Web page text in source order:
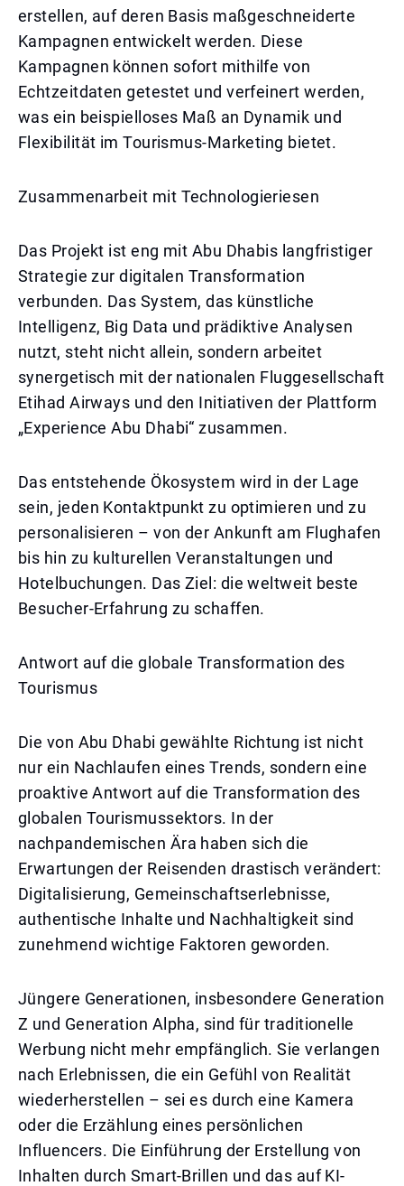
erstellen, auf deren Basis maßgeschneiderte
Kampagnen entwickelt werden. Diese
Kampagnen können sofort mithilfe von
Echtzeitdaten getestet und verfeinert werden,
was ein beispielloses Maß an Dynamik und
Flexibilität im Tourismus-Marketing bietet.
Zusammenarbeit mit Technologieriesen
Das Projekt ist eng mit Abu Dhabis langfristiger
Strategie zur digitalen Transformation
verbunden. Das System, das künstliche
Intelligenz, Big Data und prädiktive Analysen
nutzt, steht nicht allein, sondern arbeitet
synergetisch mit der nationalen Fluggesellschaft
Etihad Airways und den Initiativen der Plattform
„Experience Abu Dhabi“ zusammen.
Das entstehende Ökosystem wird in der Lage
sein, jeden Kontaktpunkt zu optimieren und zu
personalisieren – von der Ankunft am Flughafen
bis hin zu kulturellen Veranstaltungen und
Hotelbuchungen. Das Ziel: die weltweit beste
Besucher-Erfahrung zu schaffen.
Antwort auf die globale Transformation des
Tourismus
Die von Abu Dhabi gewählte Richtung ist nicht
nur ein Nachlaufen eines Trends, sondern eine
proaktive Antwort auf die Transformation des
globalen Tourismussektors. In der
nachpandemischen Ära haben sich die
Erwartungen der Reisenden drastisch verändert:
Digitalisierung, Gemeinschaftserlebnisse,
authentische Inhalte und Nachhaltigkeit sind
zunehmend wichtige Faktoren geworden.
Jüngere Generationen, insbesondere Generation
Z und Generation Alpha, sind für traditionelle
Werbung nicht mehr empfänglich. Sie verlangen
nach Erlebnissen, die ein Gefühl von Realität
wiederherstellen – sei es durch eine Kamera
oder die Erzählung eines persönlichen
Influencers. Die Einführung der Erstellung von
Inhalten durch Smart-Brillen und das auf KI-